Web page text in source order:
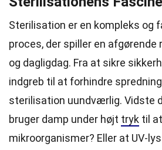
Sterilisation er en kompleks og
proces, der spiller en afgørende
og dagligdag. Fra at sikre
indgreb til at forhindre
sterilisation uundværlig. Vidste
bruger damp under højt tryk til
mikroorganismer? Eller at UV-